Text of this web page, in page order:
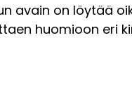
avain on löytää
huomioon eri